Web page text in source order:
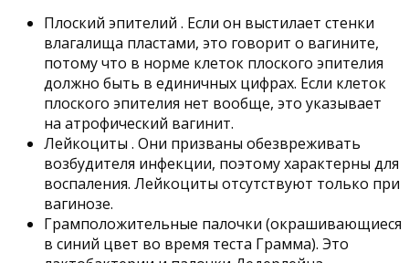
Плоский эпителий . Если он выстилает стенки
влагалища пластами, это говорит о вагините,
потому что в норме клеток плоского эпителия
должно быть в единичных цифрах. Если клеток
плоского эпителия нет вообще, это указывает
на атрофический вагинит.
Лейкоциты . Они призваны обезвреживать
возбудителя инфекции, поэтому характерны для
воспаления. Лейкоциты отсутствуют только при
вагинозе.
Грамположительные палочки (окрашивающиеся
в синий цвет во время теста Грамма). Это